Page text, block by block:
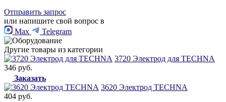
Отправить запрос
или напишите свой вопрос в
Max
Telegram
Другие товары из категории
3720 Электрод для TECHNA
346 руб.
Заказать
3620 Электрод TECHNA
404 руб.